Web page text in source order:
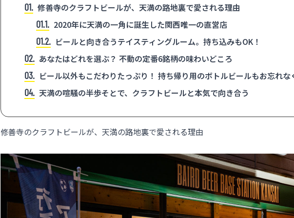
1 修善寺のクラフトビールが、天満の路地裏で愛される理由
1.1 2020年に天満の一角に誕生した関西唯一の直営店
1.2
ビールと向き合うテイスティングルーム。持ち込みもOK！
2 あなたはどれを選ぶ？ 不動の定番6銘柄の味わいどころ
3
ビール以外もこだわりたっぷり！ 持ち帰り用のボトルビールもお忘れな
4 天満の喧騒の半歩そとで、クラフトビールと本気で向き合う
修善寺のクラフトビールが、天満の路地裏で愛される理由